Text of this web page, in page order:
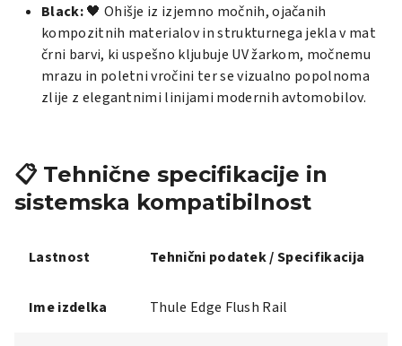
Black:🖤 Ohišje iz izjemno močnih, ojačanih
kompozitnih materialov in strukturnega jekla v mat
črni barvi, ki uspešno kljubuje UV žarkom, močnemu
mrazu in poletni vročini ter se vizualno popolnoma
zlije z elegantnimi linijami modernih avtomobilov.
📋 Tehnične specifikacije in
sistemska kompatibilnost
Lastnost Tehnični podatek / Specifikacija
Ime izdelka Thule Edge Flush Rail